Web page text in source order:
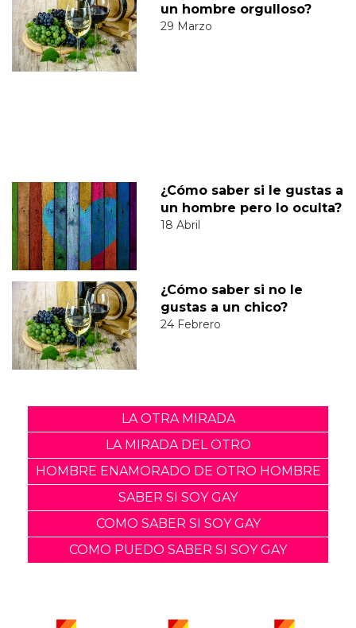
un hombre orgulloso?
29 Marzo
¿Cómo saber si le gustas a
un hombre pero lo oculta?
18 Abril
¿Cómo saber si no le
gustas a un chico?
24 Febrero
LA OTRA MIRADA
LA MIRADA DEL OTRO
HOMBRE ENAMORADO DE OTRO HOMBRE
SABER SI SOY GAY
COMO SABER SI SOY GAY
COMO PUEDO SABER SI SOY GAY